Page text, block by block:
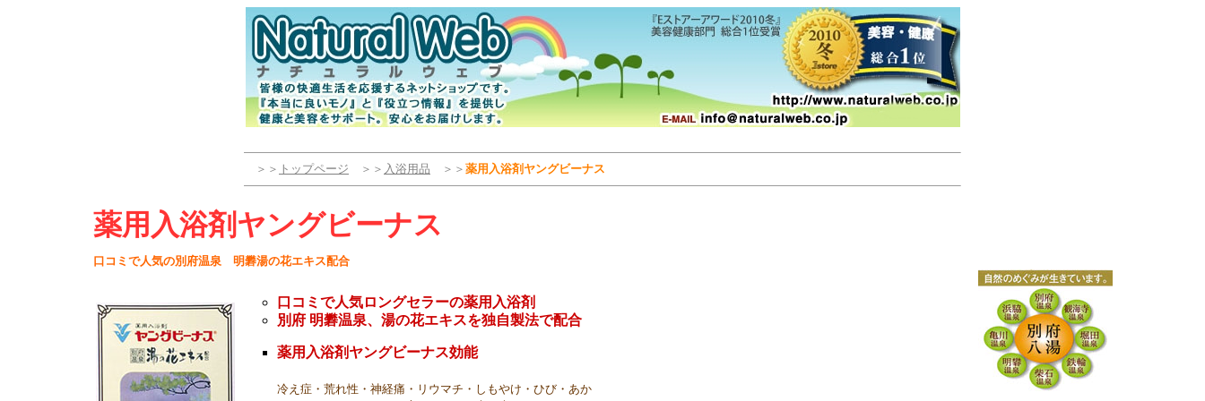
＞＞ トップページ ＞＞ 入浴用品 ＞＞ 薬用入浴剤ヤングビーナス
薬用入浴剤ヤングビーナス
口コミで人気の別府温泉 明礬湯の花エキス配合
口コミで人気ロングセラーの薬用入浴剤
別府 明礬温泉、湯の花エキスを独自製法で配合
薬用入浴剤ヤングビーナス効能
冷え症・荒れ性・神経痛・リウマチ・しもやけ・ひび・あか